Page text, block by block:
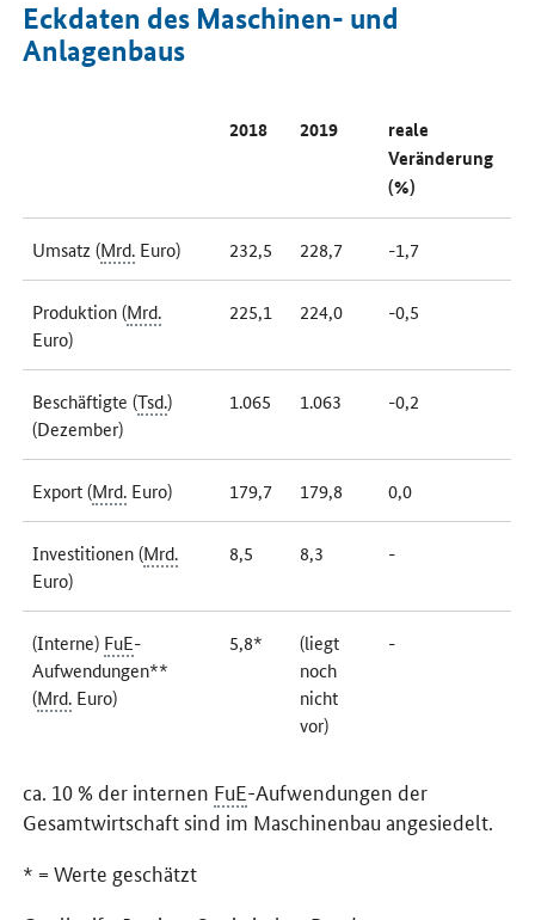
Eckdaten des Maschinen- und
Anlagenbaus
2018 2019
reale
Veränderung
(%)
Umsatz (Mrd. Euro) 232,5 228,7 -1,7
Produktion (Mrd.
Euro)
225,1 224,0 -0,5
Beschäftigte (Tsd.)
(Dezember)
1.065 1.063 -0,2
Export (Mrd. Euro) 179,7 179,8 0,0
Investitionen (Mrd.
Euro)
8,5 8,3 -
(Interne) FuE-
Aufwendungen**
(Mrd. Euro)
5,8*
(liegt
noch
nicht
vor)
-
ca. 10 % der internen FuE-Aufwendungen der
Gesamtwirtschaft sind im Maschinenbau angesiedelt.
* = Werte geschätzt